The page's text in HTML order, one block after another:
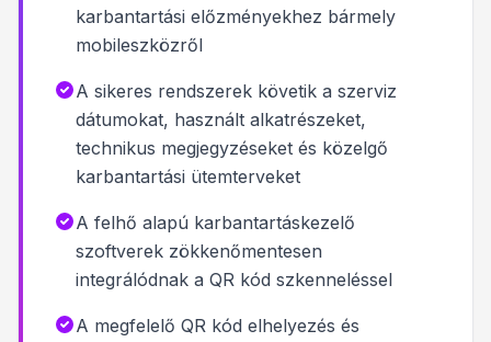
karbantartási előzményekhez bármely
mobileszközről
A sikeres rendszerek követik a szerviz
dátumokat, használt alkatrészeket,
technikus megjegyzéseket és közelgő
karbantartási ütemterveket
A felhő alapú karbantartáskezelő
szoftverek zökkenőmentesen
integrálódnak a QR kód szkenneléssel
A megfelelő QR kód elhelyezés és